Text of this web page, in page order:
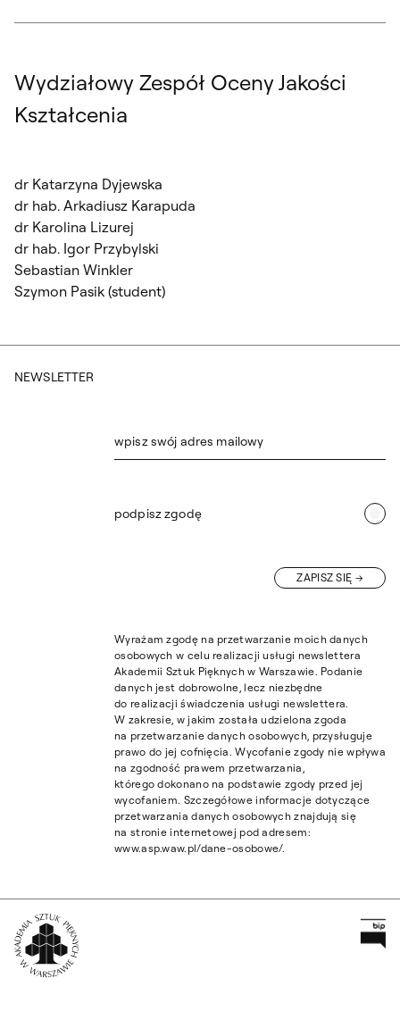
Wydziałowy Zespół Oceny Jakości
Kształcenia
dr Katarzyna Dyjewska
dr hab. Arkadiusz Karapuda
dr Karolina Lizurej
dr hab. Igor Przybylski
Sebastian Winkler
Szymon Pasik (student)
NEWSLETTER
wpisz swój adres mailowy
podpisz zgodę
ZAPISZ SIĘ
Wyrażam zgodę na przetwarzanie moich danych
osobowych w celu realizacji usługi newslettera
Akademii Sztuk Pięknych w Warszawie. Podanie
danych jest dobrowolne, lecz niezbędne
do realizacji świadczenia usługi newslettera.
W zakresie, w jakim została udzielona zgoda
na przetwarzanie danych osobowych, przysługuje
prawo do jej cofnięcia. Wycofanie zgody nie wpływa
na zgodność prawem przetwarzania,
którego dokonano na podstawie zgody przed jej
wycofaniem. Szczegółowe informacje dotyczące
przetwarzania danych osobowych znajdują się
na stronie internetowej pod adresem:
www.asp.waw.pl/dane-osobowe/.